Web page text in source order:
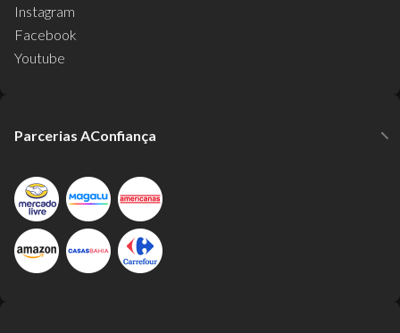
Instagram
Facebook
Youtube
Parcerias AConfiança